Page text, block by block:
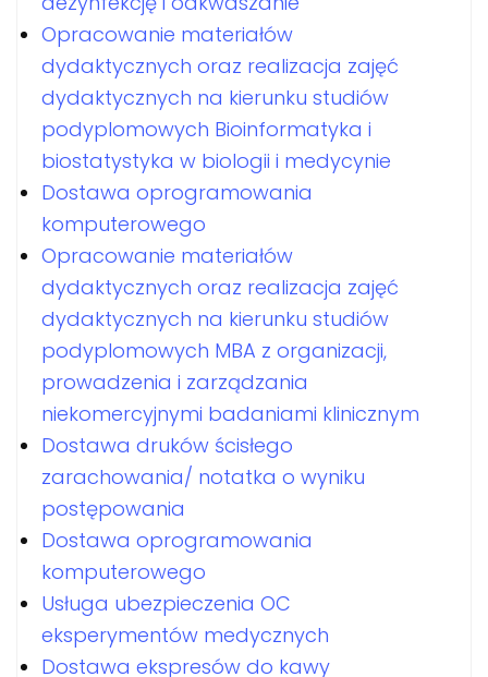
Opracowanie materiałów
dydaktycznych oraz realizacja zajęć
dydaktycznych na kierunku studiów
podyplomowych Bioinformatyka i
biostatystyka w biologii i medycynie
Dostawa oprogramowania
komputerowego
Opracowanie materiałów
dydaktycznych oraz realizacja zajęć
dydaktycznych na kierunku studiów
podyplomowych MBA z organizacji,
prowadzenia i zarządzania
niekomercyjnymi badaniami klinicznym
Dostawa druków ścisłego
zarachowania/ notatka o wyniku
postępowania
Dostawa oprogramowania
komputerowego
Usługa ubezpieczenia OC
eksperymentów medycznych
Dostawa ekspresów do kawy